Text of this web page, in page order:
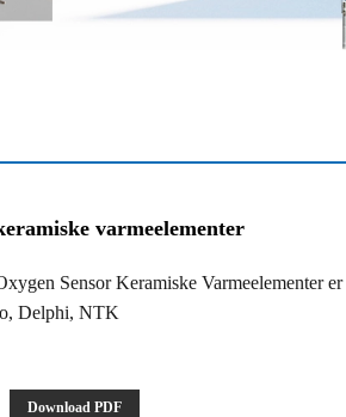
varmeelementer
Sensor Keramiske Varmeelementer
Delphi, NTK
Download PDF